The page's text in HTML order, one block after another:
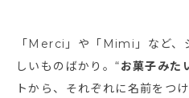
「Merci」や「Mimi」など、
しいものばかり。“お菓子みた
トから、それぞれに名前をつ